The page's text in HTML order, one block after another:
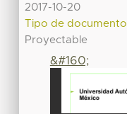
2017-10-20
Tipo de documento
Proyectable
&#160;